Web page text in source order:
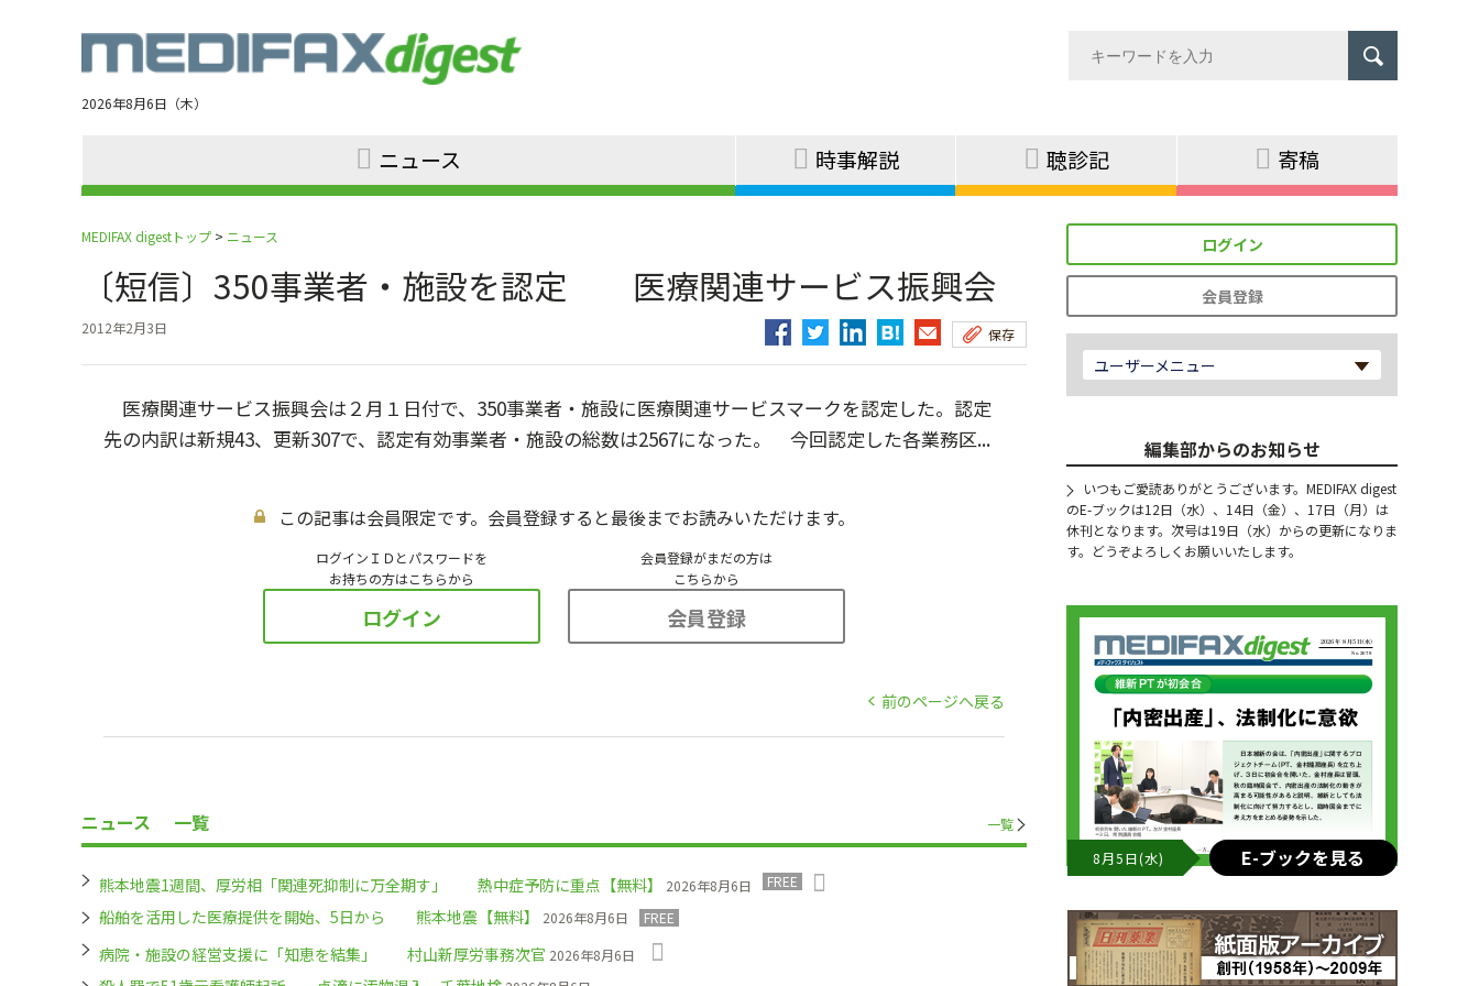
navigation
2026年8月6日（木）
ニュース 時事解説 聴診記 寄稿
MEDIFAX digestトップ > ニュース
〔短信〕350事業者・施設を認定 医療関連サービス振興会
2012年2月3日 保存
医療関連サービス振興会は２月１日付で、350事業者・施設に医療関連サービスマークを認定した。認定
先の内訳は新規43、更新307で、認定有効事業者・施設の総数は2567になった。 今回認定した各業務区...
この記事は会員限定です。会員登録すると最後までお読みいただけます。
ログインＩＤとパスワードを
お持ちの方はこちらから
ログイン
会員登録がまだの方は
こちらから
会員登録
前のページへ戻る
ニュース 一覧 一覧
熊本地震1週間、厚労相「関連死抑制に万全期す」 熱中症予防に重点【無料】 2026年8月6日 FREE
船舶を活用した医療提供を開始、5日から 熊本地震【無料】 2026年8月6日 FREE
病院・施設の経営支援に「知恵を結集」 村山新厚労事務次官 2026年8月6日
ログイン
会員登録
ユーザーメニュー
編集部からのお知らせ
いつもご愛読ありがとうございます。MEDIFAX digest
のE-ブックは12日（水）、14日（金）、17日（月）は
休刊となります。次号は19日（水）からの更新になりま
す。どうぞよろしくお願いいたします。
8月5日(水) E-ブックを見る